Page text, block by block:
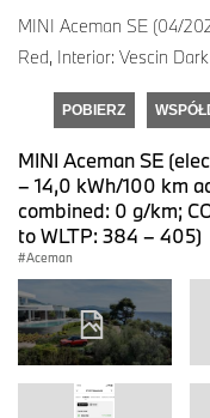
MINI Aceman SE (04/
Red, Interior: Vescin
POBIERZ
MINI Aceman SE
– 14,0 kWh/100 km
combined: 0 g/km;
to WLTP: 384 – 405)
Aceman